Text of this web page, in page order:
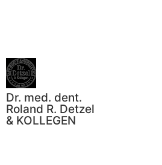
Dr. med. dent.
Roland R. Detzel
& KOLLEGEN